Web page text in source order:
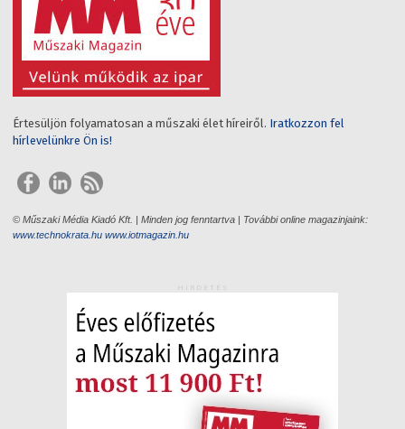
Értesüljön folyamatosan a műszaki élet híreiről. Iratkozzon fel
hírlevelünkre Ön is!
© Műszaki Média Kiadó Kft. | Minden jog fenntartva | További online magazinjaink:
www.technokrata.hu www.iotmagazin.hu
HIRDETÉS